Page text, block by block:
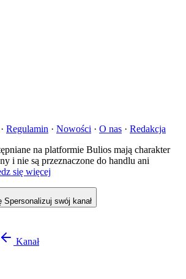
· Regulamin · Nowości · O nas · Redakcja
na platformie Bulios mają charakter
i nie są przeznaczone do handlu ani
się więcej
Spersonalizuj swój kanał
Kanał